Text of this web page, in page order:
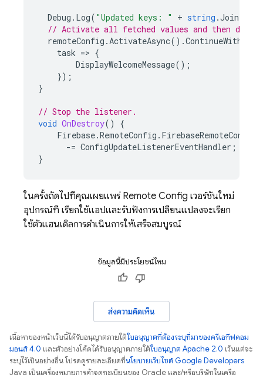
Debug . Log( "Updated keys: " + string .Join
// Activate all fetched values and then display
remoteConfig .ActivateAsync().
task => {
DisplayWelcomeMessage();
});
}
// Stop the listener.
void OnDestroy()
{
Firebase.RemoteConfig . FirebaseRemoteConfig
-= ConfigUpdateListenerEventHandler ;
}
ในครั้งถัดไปที่คุณเผยแพร่ Remote Config เวอร์ชันใหม่
อุปกรณ์ที่ เรียกใช้แอปและรับฟังการเปลี่ยนแปลงจะเรียก
ใช้ตัวแฮนเดิลการดำเนินการให้เสร็จสมบูรณ์
ข้อมูลนี้มีประโยชน์ไหม
ส่งความคิดเห็น
เนื้อหาของหน้าเว็บนี้ได้รับอนุญาตภายใต้ใบอนุญาตที่ต้องระบุที่มาของครีเอทีฟคอม
มอนส์ 4.0 และตัวอย่างโค้ดได้รับอนุญาตภายใต้ใบอนุญาต Apache 2.0 เว้นแต่จะ
ระบุไว้เป็นอย่างอื่น โปรดดูรายละเอียดที่นโยบายเว็บไซต์ Google Developers
Java เป็นเครื่องหมายการค้าจดทะเบียนของ Oracle และ/หรือบริษัทในเครือ